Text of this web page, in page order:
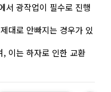
서 광작업이 필수로 진행
대로 안빠지는 경우가 있
, 이는 하자로 인한 교환